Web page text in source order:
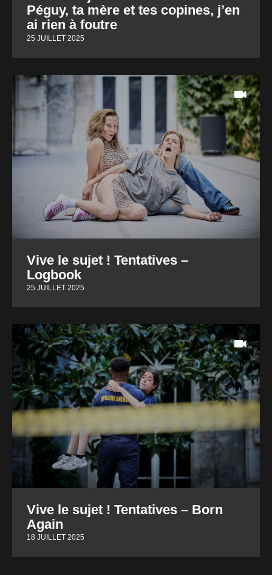
Péguy, ta mère et tes copines, j’en
ai rien à foutre
25 JUILLET 2025
Vive le sujet ! Tentatives –
Logbook
25 JUILLET 2025
Vive le sujet ! Tentatives – Born
Again
18 JUILLET 2025